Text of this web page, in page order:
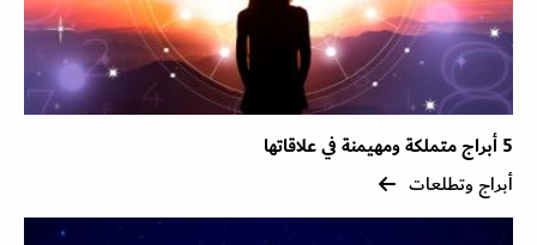
5 أبراج متملكة ومهيمنة في علاقاتها
أبراج وتطلعات